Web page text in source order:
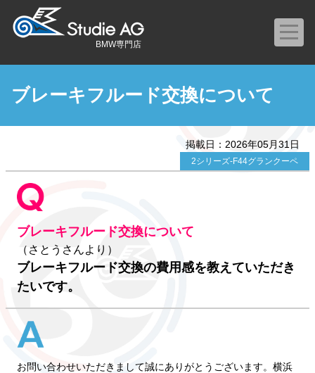
BMW専門店
ブレーキフルード交換について
掲載日：2026年05月31日
2シリーズ-F44グランクーペ
ブレーキフルード交換について
（さとうさんより）
ブレーキフルード交換の費用感を教えていただき
たいです。
お問い合わせいただきまして誠にありがとうございます。横浜